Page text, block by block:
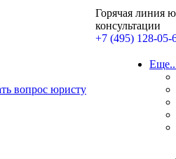
Горячая линия
консультации
+7 (495) 128-05-
вопрос юристу